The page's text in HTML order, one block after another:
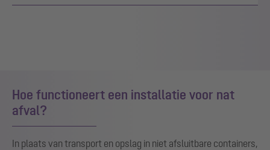
Hoe functioneert een installatie voor nat
afval?
In plaats van transport en opslag in niet afsluitbare containers,